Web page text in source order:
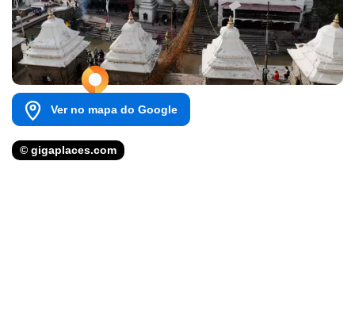
Ver no mapa do Google
© gigaplaces.com